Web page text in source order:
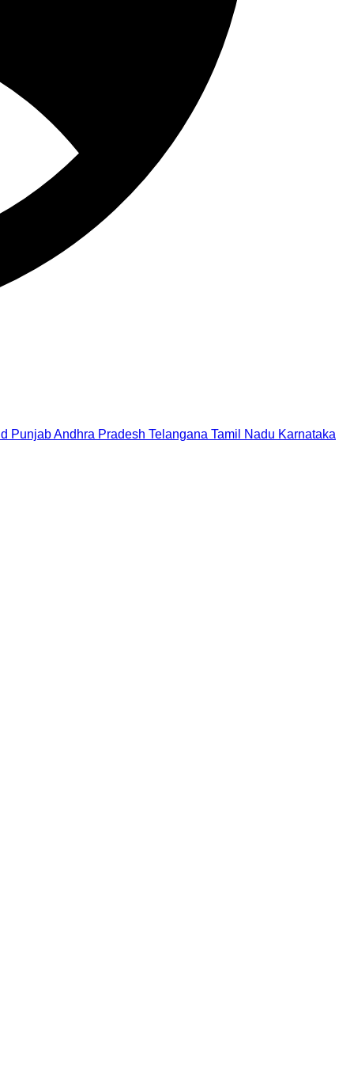
PunjabAndhra Pradesh Telangana Tamil Nadu Karnataka